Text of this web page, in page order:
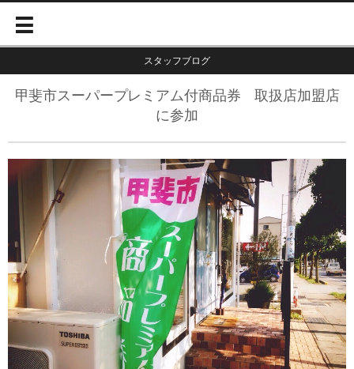
スタッフブログ
甲斐市スーパープレミアム付商品券 取扱店加盟店
に参加